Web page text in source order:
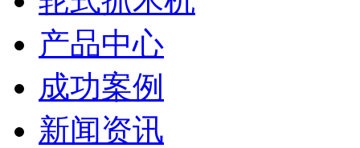
产品中心
成功案例
新闻资讯